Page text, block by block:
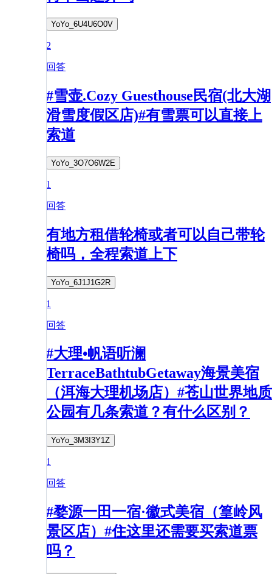
YoYo_6U4U6O0V
2
回答
#雪壶.Cozy Guesthouse民宿(北大湖
滑雪度假区店)#有雪票可以直接上
索道
YoYo_3O7O6W2E
1
回答
有地方租借轮椅或者可以自己带轮
椅吗，全程索道上下
YoYo_6J1J1G2R
1
回答
#大理•帆语听澜
TerraceBathtubGetaway海景美宿
（洱海大理机场店）#苍山世界地质
公园有几条索道？有什么区别？
YoYo_3M3I3Y1Z
1
回答
#婺源一田一宿·徽式美宿（篁岭风
景区店）#住这里还需要买索道票
吗？